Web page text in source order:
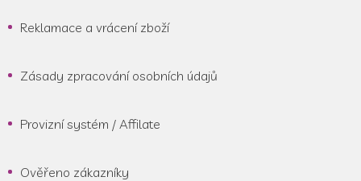
Reklamace a vrácení zboží
Zásady zpracování osobních údajů
Provizní systém / Affilate
Ověřeno zákazníky